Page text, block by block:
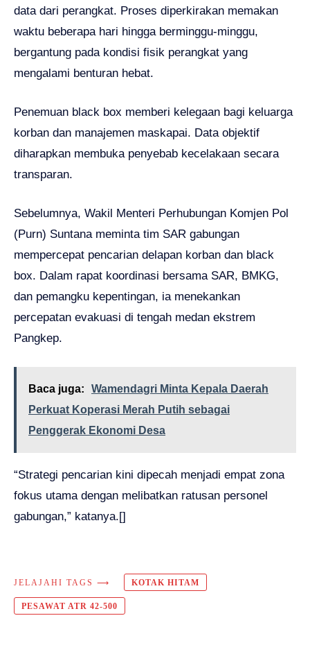
data dari perangkat. Proses diperkirakan memakan
waktu beberapa hari hingga berminggu-minggu,
bergantung pada kondisi fisik perangkat yang
mengalami benturan hebat.
Penemuan black box memberi kelegaan bagi keluarga
korban dan manajemen maskapai. Data objektif
diharapkan membuka penyebab kecelakaan secara
transparan.
Sebelumnya, Wakil Menteri Perhubungan Komjen Pol
(Purn) Suntana meminta tim SAR gabungan
mempercepat pencarian delapan korban dan black
box. Dalam rapat koordinasi bersama SAR, BMKG,
dan pemangku kepentingan, ia menekankan
percepatan evakuasi di tengah medan ekstrem
Pangkep.
Baca juga:
Wamendagri Minta Kepala Daerah
Perkuat Koperasi Merah Putih sebagai
Penggerak Ekonomi Desa
“Strategi pencarian kini dipecah menjadi empat zona
fokus utama dengan melibatkan ratusan personel
gabungan,” katanya.[]
JELAJAHI TAGS ⟶ KOTAK HITAM
PESAWAT ATR 42-500